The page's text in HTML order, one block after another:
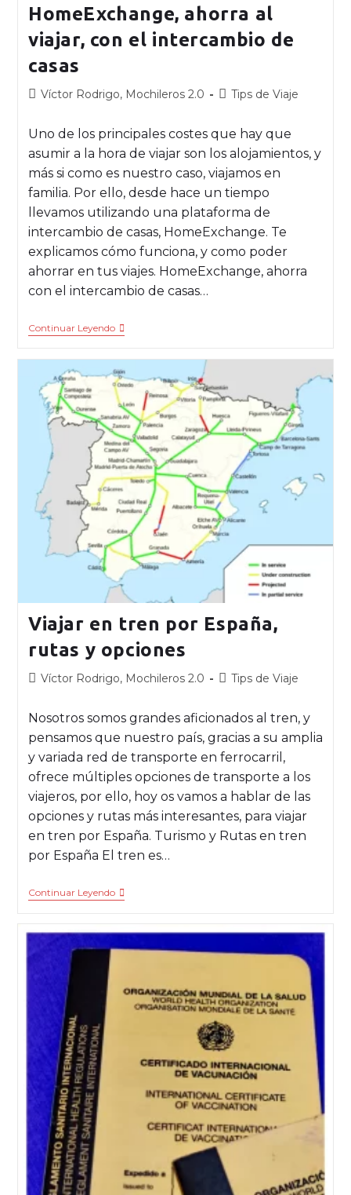
HomeExchange, ahorra al
viajar, con el intercambio de
casas
Víctor Rodrigo, Mochileros 2.0 Tips de Viaje
Uno de los principales costes que hay que
asumir a la hora de viajar son los alojamientos, y
más si como es nuestro caso, viajamos en
familia. Por ello, desde hace un tiempo
llevamos utilizando una plataforma de
intercambio de casas, HomeExchange. Te
explicamos cómo funciona, y como poder
ahorrar en tus viajes. HomeExchange, ahorra
con el intercambio de casas…
Continuar Leyendo
Viajar en tren por España,
rutas y opciones
Víctor Rodrigo, Mochileros 2.0 Tips de Viaje
Nosotros somos grandes aficionados al tren, y
pensamos que nuestro país, gracias a su amplia
y variada red de transporte en ferrocarril,
ofrece múltiples opciones de transporte a los
viajeros, por ello, hoy os vamos a hablar de las
opciones y rutas más interesantes, para viajar
en tren por España. Turismo y Rutas en tren
por España El tren es…
Continuar Leyendo